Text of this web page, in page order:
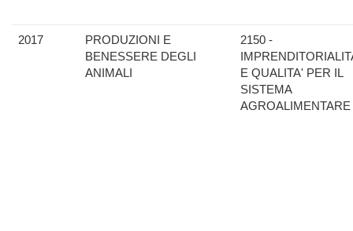
2017
PRODUZIONI E
BENESSERE DEGLI
ANIMALI
2150 -
E QUALITA' PER IL
SISTEMA
AGROALIMENTARE